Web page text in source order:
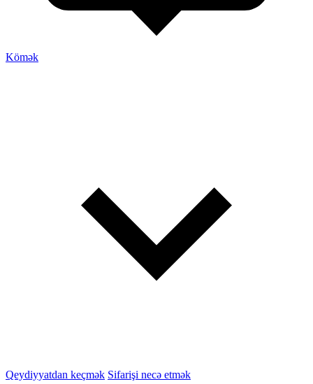
Kömək
Qeydiyyatdan keçmək Sifarişi necə etmək